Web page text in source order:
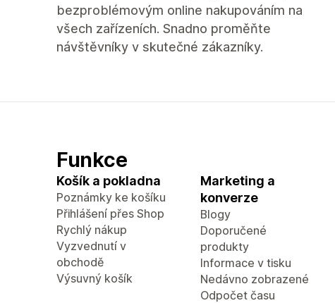
bezproblémovým online nakupováním na
všech zařízeních. Snadno proměňte
návštěvníky v skutečné zákazníky.
Funkce
Košík a pokladna
Poznámky ke košíku
Přihlášení přes Shop
Rychlý nákup
Vyzvednutí v
obchodě
Výsuvný košík
Marketing a
konverze
Blogy
Doporučené
produkty
Informace v tisku
Nedávno zobrazené
Odpočet času